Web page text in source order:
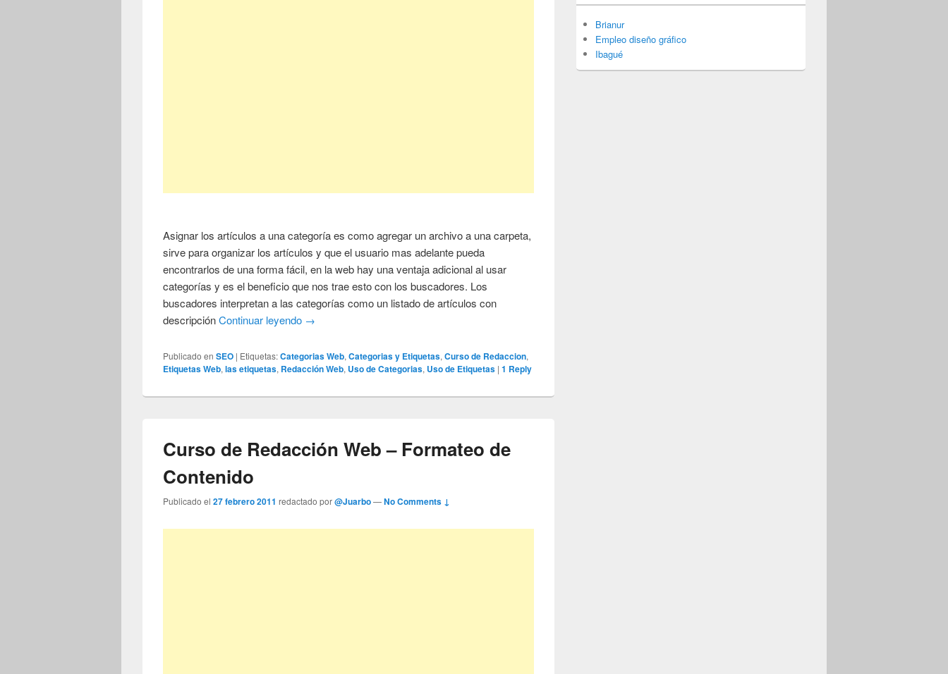
Asignar los artículos a una categoría es como agregar un archivo a una carpeta,
sirve para organizar los artículos y que el usuario mas adelante pueda
encontrarlos de una forma fácil, en la web hay una ventaja adicional al usar
categorías y es el beneficio que nos trae esto con los buscadores. Los
buscadores interpretan a las categorías como un listado de artículos con
descripciónContinuar leyendo →
Publicado en SEO | Etiquetas:Categorias Web,Categorias y Etiquetas,Curso de Redaccion,
Etiquetas Web,las etiquetas, Redacción Web, Uso de Categorias, Uso de Etiquetas |1 Reply
Curso de Redacción Web – Formateo de
Contenido
Publicado el27 febrero 2011 redactado por@Juarbo—No Comments ↓
Brianur
Empleo diseño gráfico
Ibagué